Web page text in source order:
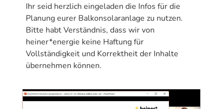
Ihr seid herzlich eingeladen die Infos für die
Planung eurer Balkonsolaranlage zu nutzen.
Bitte habt Verständnis, dass wir von
heiner*energie keine Haftung für
Vollständigkeit und Korrektheit der Inhalte
übernehmen können.